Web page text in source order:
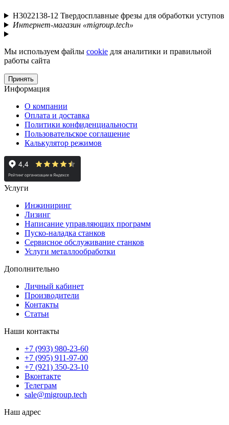
H3022138-12 Твердосплавные фрезы для обработки уступов
Интернет-магазин «migroup.tech»
Мы используем файлы cookie для аналитики и правильной
работы сайта
Принять
Информация
О компании
Оплата и доставка
Политики конфиденциальности
Пользовательское соглашение
Калькулятор режимов
Услуги
Инжиниринг
Лизинг
Написание управляющих программ
Пуско-наладка станков
Сервисное обслуживание станков
Услуги металлообработки
Дополнительно
Личный кабинет
Производители
Контакты
Статьи
Наши контакты
+7 (993) 980-23-60
+7 (995) 911-97-00
+7 (921) 350-23-10
Вконтакте
Телеграм
sale@migroup.tech
Наш адрес